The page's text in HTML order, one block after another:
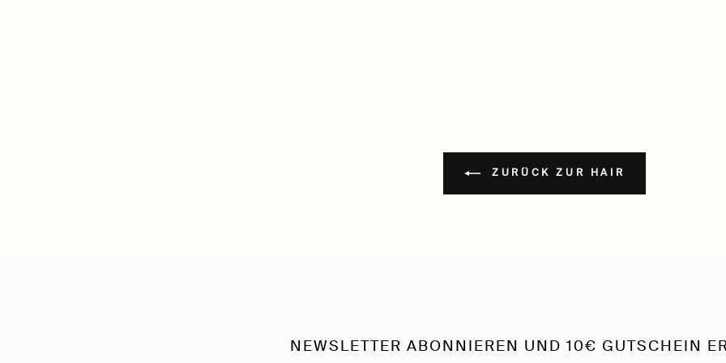
ZURÜCK ZUR HAIR
NEWSLETTER ABONNIEREN UND 10€ GUTSCHEIN